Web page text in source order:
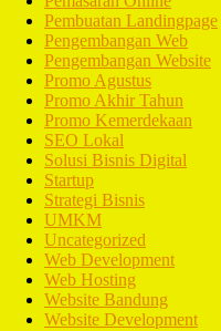
Pembuatan Landingpage
Pengembangan Web
Pengembangan Website
Promo Agustus
Promo Akhir Tahun
Promo Kemerdekaan
SEO Lokal
Solusi Bisnis Digital
Startup
Strategi Bisnis
UMKM
Uncategorized
Web Development
Web Hosting
Website Bandung
Website Development